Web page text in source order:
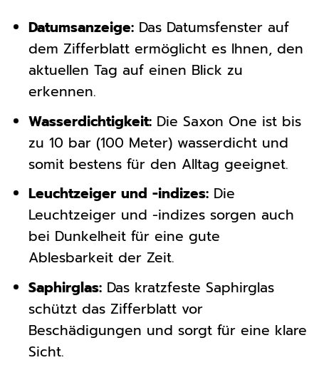
Datumsanzeige:Das Datumsfenster auf
dem Zifferblatt ermöglicht es Ihnen, den
aktuellen Tag auf einen Blick zu
erkennen.
Wasserdichtigkeit:Die Saxon One ist bis
zu 10 bar (100 Meter) wasserdicht und
somit bestens für den Alltag geeignet.
Leuchtzeiger und -indizes:Die
Leuchtzeiger und -indizes sorgen auch
bei Dunkelheit für eine gute
Ablesbarkeit der Zeit.
Saphirglas:Das kratzfeste Saphirglas
schützt das Zifferblatt vor
Beschädigungen und sorgt für eine klare
Sicht.